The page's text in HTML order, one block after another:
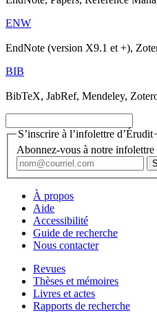
ENW
EndNote (version X9.1 et +),
BIB
BibTeX, JabRef, Mendeley,
S’inscrire à l’infolettre d’Érudit
Abonnez-vous à notre infolettre
À propos
Aide
Accessibilité
Guide de recherche
Nous contacter
Revues
Thèses et mémoires
Livres et actes
Rapports de recherche